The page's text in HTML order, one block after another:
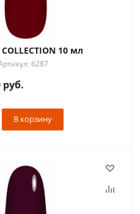
10 мл
6287
руб.
В корзину